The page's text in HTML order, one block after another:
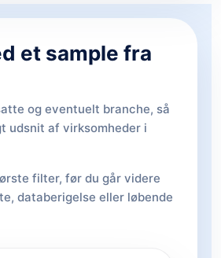
et sample fra
og eventuelt branche, så
udsnit af virksomheder i
filter, før du går videre
databerigelse eller løbende